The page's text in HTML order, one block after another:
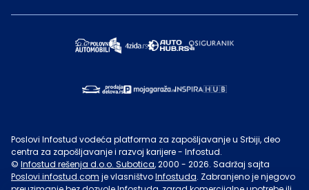
Poslovi Infostud vodeća platforma za zapošljavanje u Srbiji, deo
centra za zapošljavanje i razvoj karijere - Infostud.
© Infostud rešenja d.o.o. Subotica, 2000 - 2026. Sadržaj sajta
Poslovi.infostud.com je vlasništvoInfostuda. Zabranjeno je njegovo